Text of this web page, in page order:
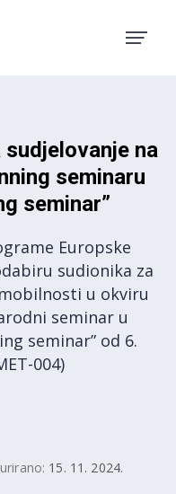
na
seminaru
seminar”
Europske
sudionika za
u okviru
seminar u
seminar” od 6.
004)
15. 11. 2024.